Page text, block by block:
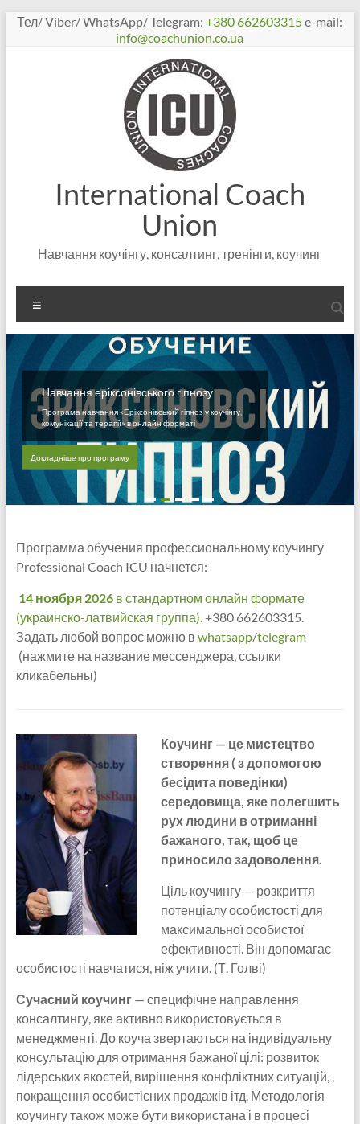
Перейти
Тел/ Viber/ WhatsApp/ Telegram:+380 662603315e-mail:
info@coachunion.co.ua
International Coach
Union
Навчання коучінгу, консалтинг, тренінги, коучинг
Навчання еріксонівського гіпнозу
Програма навчання «Еріксонівський гіпноз у коучінгу,
комунікації та терапії» в онлайн форматі
Докладніше про програму
Программа обучения профессиональному коучингу
Professional Coach ICU начнется:
14 ноября 2026в стандартном онлайн формате
(украинско-латвийская группа).+380 662603315.
Задать любой вопрос можно в whatsapp/telegram
(нажмите на название мессенджера, ссылки
кликабельны)
Коучинг — це мистецтво
створення ( з допомогою
бесідита поведінки)
середовища, яке полегшить
рух людини в отриманні
бажаного, так, щоб це
приносило задоволення.
Ціль коучингу — розкриття
потенціалу особистості для
максимальної особистої
ефективності. Він допомагає
особистості навчатися, ніж учити. (Т. Голві)
Сучасний коучинг— специфічне направлення
консалтингу, яке активно використовується в
менеджменті. До коуча звертаються на індивідуальну
консультацію для отримання бажаної цілі: розвиток
лідерських якостей, вирішення конфліктних ситуацій, ,
покращення особистісних продажів ітд. Методологія
коучингу також може бути використана і в процесі